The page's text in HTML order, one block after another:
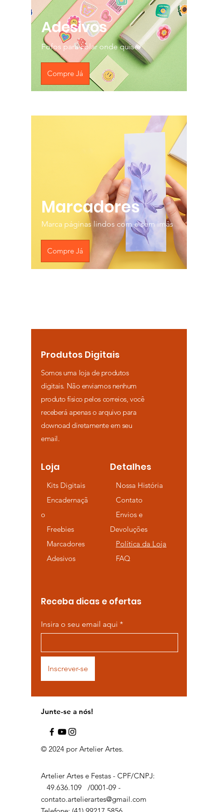
Adesivos
Fofos para colar onde quiser
Compre Já
Marcadores
Marca páginas lindos com e sem imâs
Compre Já
Produtos Digitais
Somos uma loja de produtos
digitais. Não enviamos nenhum
produto físico pelos correios, você
receberá apenas o arquivo para
downoad diretamente em seu
email.
Loja
Kits Digitais
Encadernaçã
o
Freebies
Marcadores
Adesivos
Detalhes
Nossa História
Contato
Envios e
Devoluções
Política da Loja
FAQ
Receba dicas e ofertas
Insira o seu email aqui
Inscrever-se
Junte-se a nós!
© 2024 por Artelier Artes.
Artelier Artes e Festas - CPF/CNPJ:
49.636.109
/0001-09 -
contato.artelierartes@gmail.com